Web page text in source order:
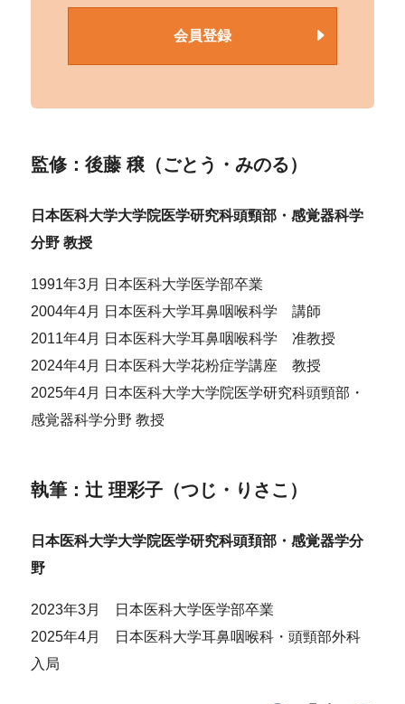
会員登録
監修：後藤 穣（ごとう・みのる）
日本医科大学大学院医学研究科頭頸部・感覚器科学
分野 教授
1991年3月 日本医科大学医学部卒業
2004年4月 日本医科大学耳鼻咽喉科学 講師
2011年4月 日本医科大学耳鼻咽喉科学 准教授
2024年4月 日本医科大学花粉症学講座 教授
2025年4月 日本医科大学大学院医学研究科頭頸部・
感覚器科学分野 教授
執筆：辻 理彩子（つじ・りさこ）
日本医科大学大学院医学研究科頭頚部・感覚器学分
野
2023年3月 日本医科大学医学部卒業
2025年4月 日本医科大学耳鼻咽喉科・頭頸部外科
入局